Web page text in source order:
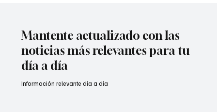
Mantente actualizado con las
noticias más relevantes para tu
día a día
Información relevante día a día